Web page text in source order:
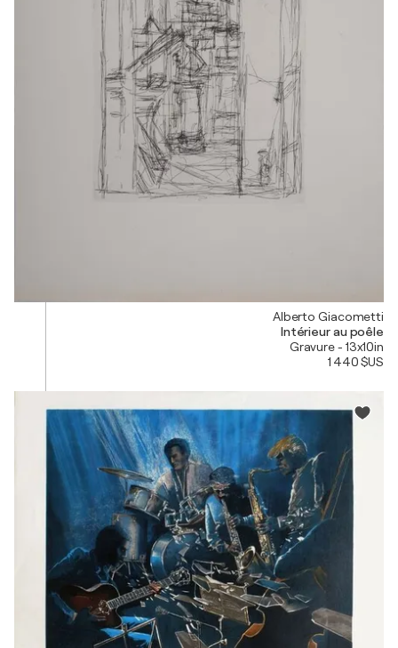
Alberto Giacometti
Intérieur au poêle
Gravure - 13x10in
1 440 $US